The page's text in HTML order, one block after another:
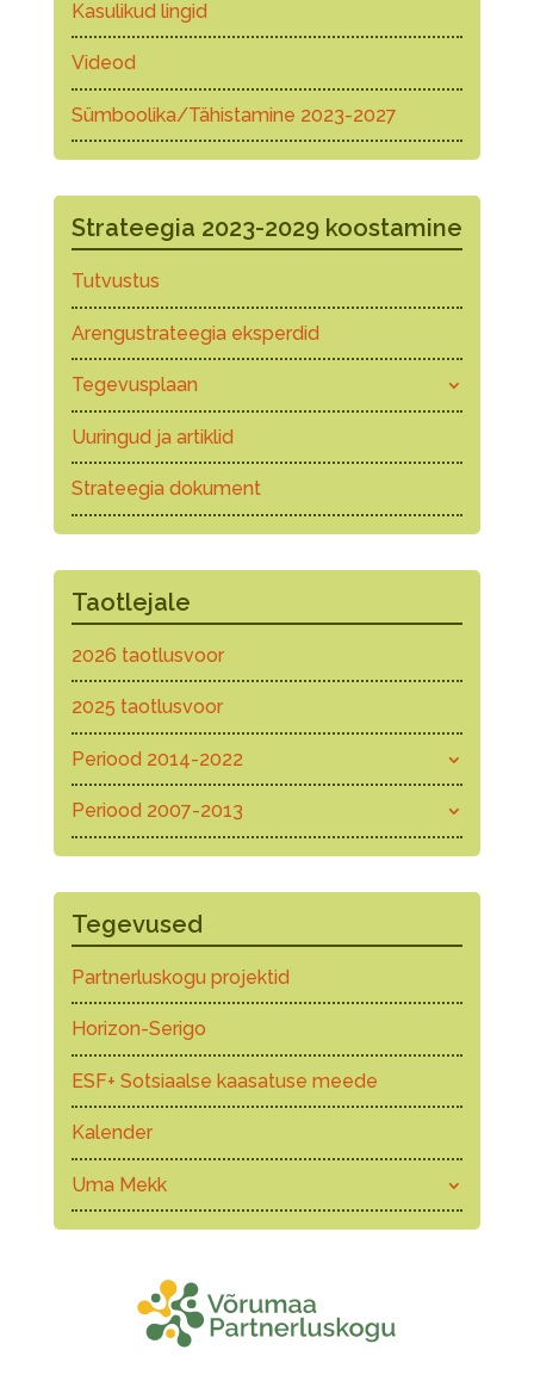
Kasulikud lingid
Videod
Sümboolika/Tähistamine 2023-2027
Strateegia 2023-2029 koostamine
Tutvustus
Arengustrateegia eksperdid
Tegevusplaan
Uuringud ja artiklid
Strateegia dokument
Taotlejale
2026 taotlusvoor
2025 taotlusvoor
Periood 2014-2022
Periood 2007-2013
Tegevused
Partnerluskogu projektid
Horizon-Serigo
ESF+ Sotsiaalse kaasatuse meede
Kalender
Uma Mekk